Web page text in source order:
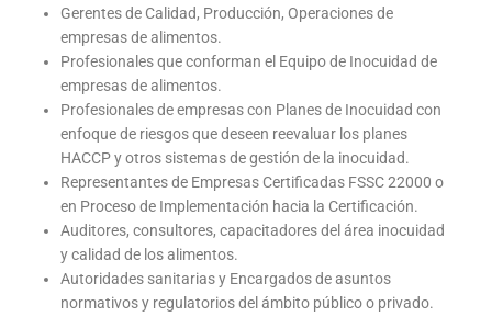
Gerentes de Calidad, Producción, Operaciones de
empresas de alimentos.
Profesionales que conforman el Equipo de Inocuidad de
empresas de alimentos.
Profesionales de empresas con Planes de Inocuidad con
enfoque de riesgos que deseen reevaluar los planes
HACCP y otros sistemas de gestión de la inocuidad.
Representantes de Empresas Certificadas FSSC 22000 o
en Proceso de Implementación hacia la Certificación.
Auditores, consultores, capacitadores del área inocuidad
y calidad de los alimentos.
Autoridades sanitarias y Encargados de asuntos
normativos y regulatorios del ámbito público o privado.